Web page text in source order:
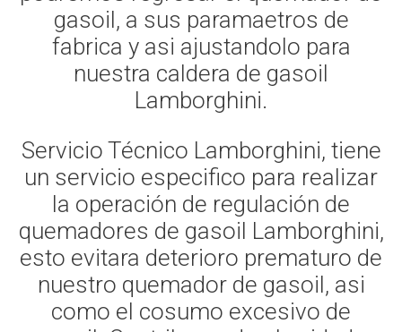
gasoil, a sus paramaetros de
fabrica y asi ajustandolo para
nuestra caldera de gasoil
Lamborghini.
Servicio Técnico Lamborghini, tiene
un servicio especifico para realizar
la operación de regulación de
quemadores de gasoil Lamborghini,
esto evitara deterioro prematuro de
nuestro quemador de gasoil, asi
como el cosumo excesivo de